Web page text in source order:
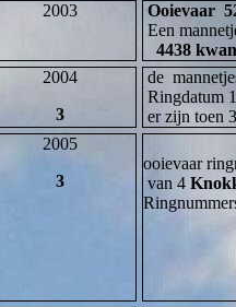
2003
Ooievaar
Een
4438
2004
3
de
Ringdatum
er zijn toen
2005
3
ooievaar
van 4